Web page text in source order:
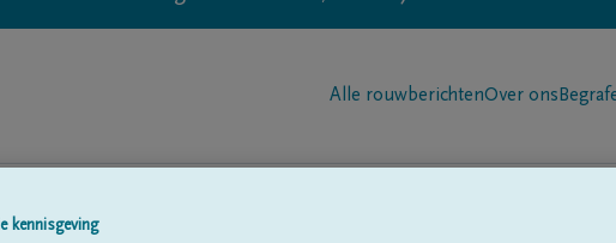
Alle rouwberichtenOver ons
kennisgeving